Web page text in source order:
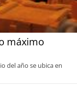
máximo
del año se ubica en